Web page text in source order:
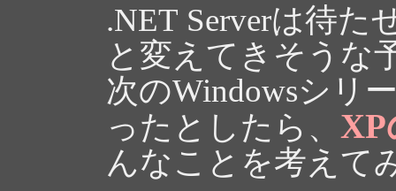
.NET Serverは待
と変えてきそうな
次のWindowsシリ
ったとしたら、 XP
んなことを考えて